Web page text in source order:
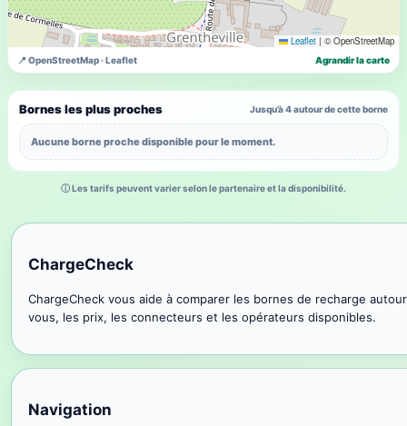
Leaflet | © OpenStreetMap
📍 OpenStreetMap · Leaflet Agrandir la carte
Bornes les plus proches Jusqu’à 4 autour de cette borne
Aucune borne proche disponible pour le moment.
ⓘ Les tarifs peuvent varier selon le partenaire et la disponibilité.
ChargeCheck
ChargeCheck vous aide à comparer les bornes de recharge
vous, les prix, les connecteurs et les opérateurs disponibles.
Navigation